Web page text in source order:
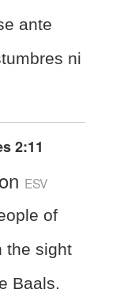
ante
ni
2:11
ESV
of
the sight
Baals.